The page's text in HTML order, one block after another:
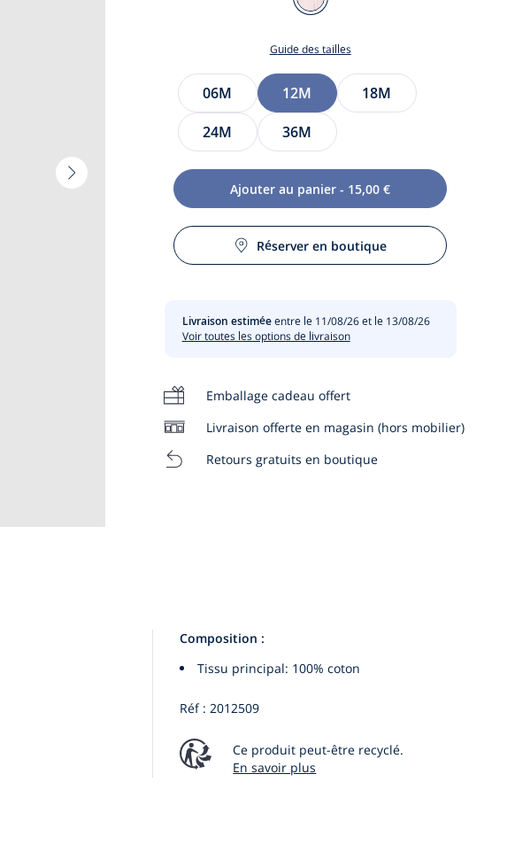
Vignette
ROSE
JACADI
Guide des tailles
Taille
06M 12M
18M
24M
36M
Ajouter au panier - 15,00 €
Réserver en boutique
Livraison estiméeentre le 11/08/26 et le 13/08/26
Voir toutes les options de livraison
Emballage cadeau offert
Livraison offerte en magasin (hors mobilier)
Retours gratuits en boutique
Composition :
Tissu principal: 100% coton
Réf : 2012509
Ce produit peut-être recyclé.
En savoir plus